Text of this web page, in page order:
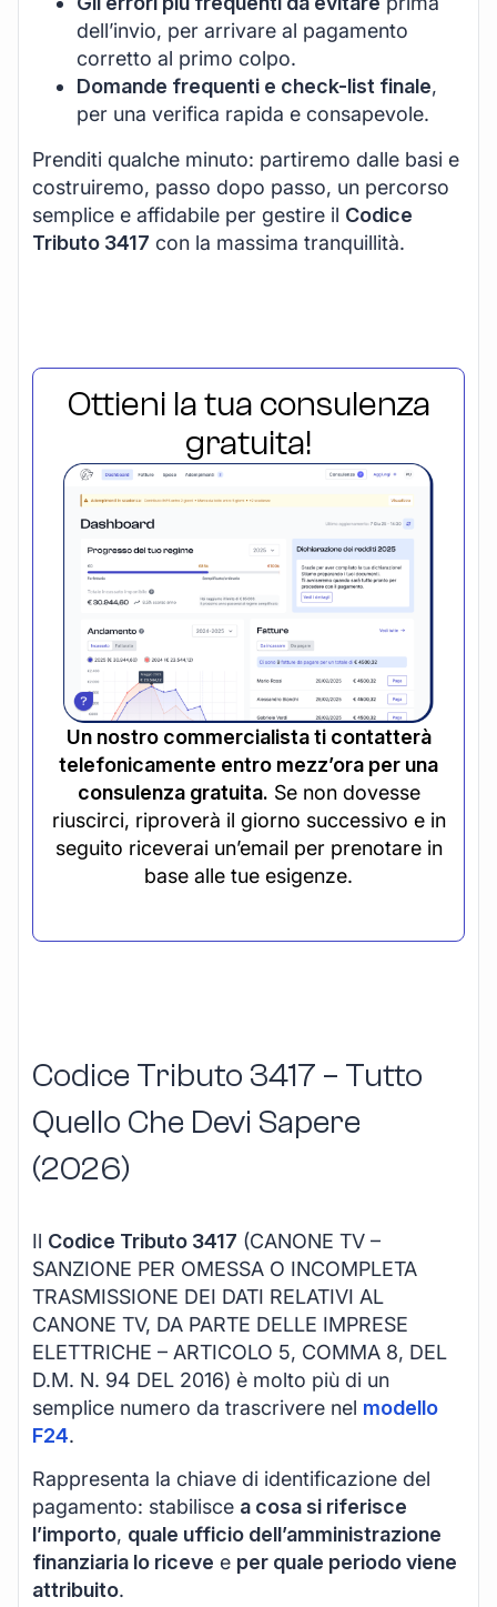
dell’invio, per arrivare al pagamento
corretto al primo colpo.
Domande frequenti e check-list finale,
per una verifica rapida e consapevole.
Prenditi qualche minuto: partiremo dalle basi e
costruiremo, passo dopo passo, un percorso
semplice e affidabile per gestire il Codice
Tributo 3417 con la massima tranquillità.
Ottieni la tua consulenza
gratuita!
Un nostro commercialista ti contatterà
telefonicamente entro mezz’ora per una
consulenza gratuita. Se non dovesse
riuscirci, riproverà il giorno successivo e in
seguito riceverai un’email per prenotare in
base alle tue esigenze.
Codice Tributo 3417 – Tutto
Quello Che Devi Sapere
(2026)
Il Codice Tributo 3417 (CANONE TV –
SANZIONE PER OMESSA O INCOMPLETA
TRASMISSIONE DEI DATI RELATIVI AL
CANONE TV, DA PARTE DELLE IMPRESE
ELETTRICHE – ARTICOLO 5, COMMA 8, DEL
D.M. N. 94 DEL 2016) è molto più di un
semplice numero da trascrivere nel modello
F24.
Rappresenta la chiave di identificazione del
pagamento: stabilisce a cosa si riferisce
l’importo, quale ufficio dell’amministrazione
finanziaria lo riceve e per quale periodo viene
attribuito.